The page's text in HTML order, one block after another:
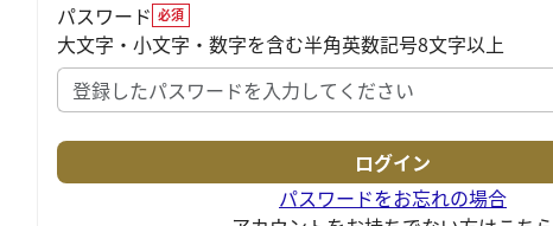
パスワード 必須
大文字・小文字・数字を含む半角英数記号8文字以上
パスワードをお忘れの場合